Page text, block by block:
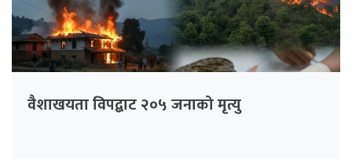
वैशाखयता विपद्बाट २०५ जनाको मृत्यु